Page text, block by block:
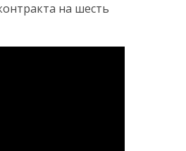
на шесть